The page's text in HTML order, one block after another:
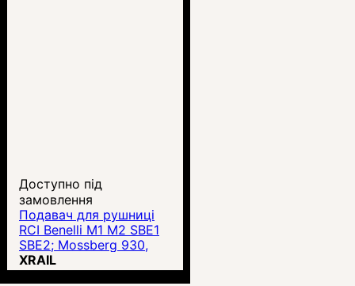
Доступно під
замовлення
Подавач для рушниці
RCI Benelli M1 M2 SBE1
SBE2; Mossberg 930,
935, 590
XRAIL